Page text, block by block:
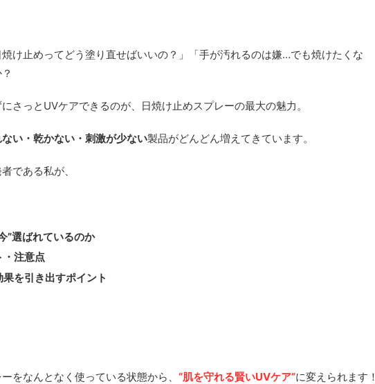
焼け止めってどう塗り直せばいいの？」「手が汚れるのは嫌…でも焼けたくな
さっとUVケアできるのが、日焼け止めスプレーの最大の魅力。
ない・乾かない・刺激が少ない製品がどんどん増えてきています。
である私が、
”選ばれているのか
・注意点
を引き出すポイント
をなんとなく使っている状態から、 “肌を守れる賢いUVケア”に変えられます！